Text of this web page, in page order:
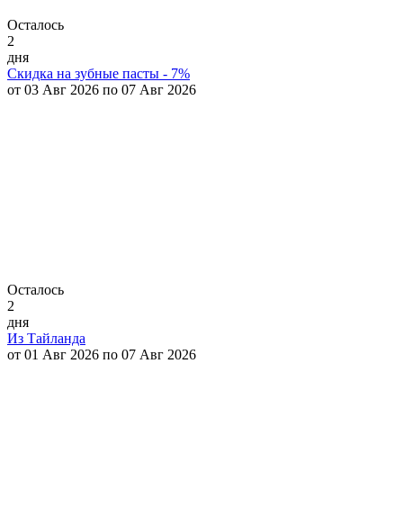
Осталось
2
дня
Скидка на зубные пасты - 7%
от 03 Авг 2026 по 07 Авг 2026
Осталось
2
дня
Из Тайланда
от 01 Авг 2026 по 07 Авг 2026